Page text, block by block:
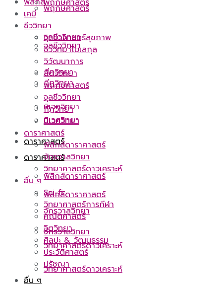
พฤกษศาสตร์
จุลชีววิทยา
กีฏวิทยา
นิเวศวิทยา
ดาราศาสตร์
ฟิสิกส์ดาราศาสตร์
จักรวาลวิทยา
วิทยาศาสตร์ดาวเคราะห์
พฤกษศาสตร์
จุลชีววิทยา
กีฏวิทยา
นิเวศวิทยา
ดาราศาสตร์
ฟิสิกส์ดาราศาสตร์
จักรวาลวิทยา
วิทยาศาสตร์ดาวเคราะห์
อื่น ๆ
เคมี
ชีววิทยา
วิทยาศาสตร์สุขภาพ
ชีววิทยาโมเลกุล
วิวัฒนาการ
สัตววิทยา
พฤกษศาสตร์
จุลชีววิทยา
กีฏวิทยา
นิเวศวิทยา
ดาราศาสตร์
ฟิสิกส์ดาราศาสตร์
จักรวาลวิทยา
วิทยาศาสตร์ดาวเคราะห์
อื่น ๆ
Sci-fi
วิทยาศาสตร์การกีฬา
คณิตศาสตร์
จิตวิทยา
ศิลปะ & วัฒนธรรม
ประวัติศาสตร์
ปรัชญา